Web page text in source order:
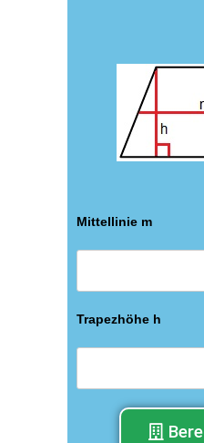
Mittellinie m
Trapezhöhe h